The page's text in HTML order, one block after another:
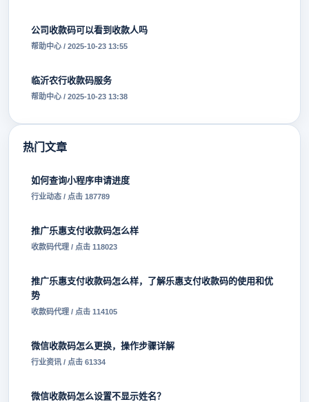
公司收款码可以看到收款人吗
帮助中心 / 2025-10-23 13:55
临沂农行收款码服务
帮助中心 / 2025-10-23 13:38
热门文章
如何查询小程序申请进度
行业动态 / 点击 187789
推广乐惠支付收款码怎么样
收款码代理 / 点击 118023
推广乐惠支付收款码怎么样，了解乐惠支付收款码的使用和优
势
收款码代理 / 点击 114105
微信收款码怎么更换，操作步骤详解
行业资讯 / 点击 61334
微信收款码怎么设置不显示姓名？